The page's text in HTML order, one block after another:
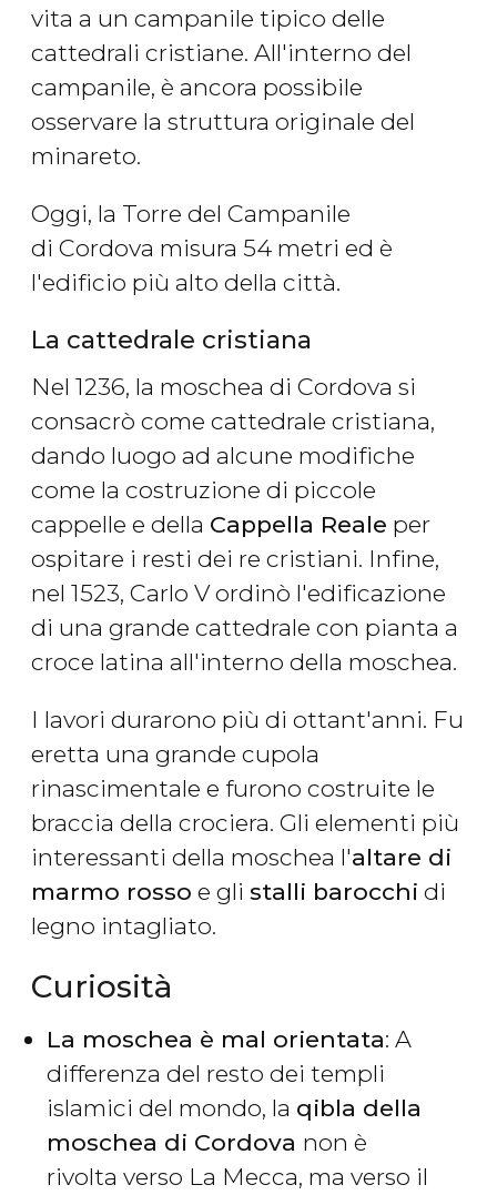
vita a un campanile tipico delle
cattedrali cristiane. All'interno del
campanile, è ancora possibile
osservare la struttura originale del
minareto.
Oggi, la Torre del Campanile
di Cordova misura 54 metri ed è
l'edificio più alto della città.
La cattedrale cristiana
Nel 1236, la moschea di Cordova si
consacrò come cattedrale cristiana,
dando luogo ad alcune modifiche
come la costruzione di piccole
cappelle e della Cappella Reale per
ospitare i resti dei re cristiani. Infine,
nel 1523, Carlo V ordinò l'edificazione
di una grande cattedrale con pianta a
croce latina all'interno della moschea.
I lavori durarono più di ottant'anni. Fu
eretta una grande cupola
rinascimentale e furono costruite le
braccia della crociera. Gli elementi più
interessanti della moschea l'altare di
marmo rosso e gli stalli barocchi di
legno intagliato.
Curiosità
La moschea è mal orientata: A
differenza del resto dei templi
islamici del mondo, la qibla della
moschea di Cordova non è
rivolta verso La Mecca, ma verso il